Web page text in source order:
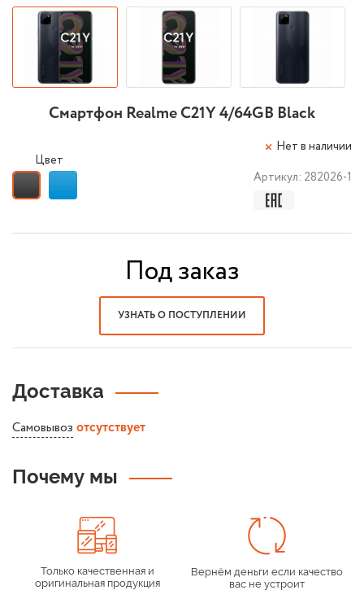
Смартфон Realme C21Y 4/64GB Black
Нет в наличии
Артикул: 282026-1
Цвет
Под заказ
УЗНАТЬ О ПОСТУПЛЕНИИ
Доставка
Самовывоз отсутствует
Почему мы
Только качественная и
оригинальная продукция
Вернём деньги если качество
вас не устроит